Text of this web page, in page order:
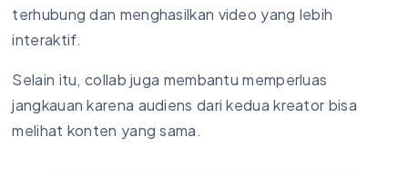
terhubung dan menghasilkan video yang lebih
interaktif.
Selain itu, collab juga membantu memperluas
jangkauan karena audiens dari kedua kreator bisa
melihat konten yang sama.